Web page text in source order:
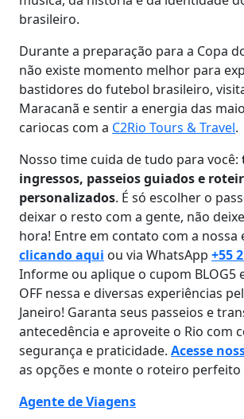
brasileiro.
Durante a preparação para a Copa
não existe momento melhor para
bastidores do futebol brasileiro,
Maracanã e sentir a energia das
cariocas com a C2Rio Tours & Travel.
Nosso time cuida de tudo para você:
ingressos, passeios guiados e
personalizados. É só escolher o
deixar o resto com a gente, não
hora! Entre em contato com a nossa
clicando aqui ou via WhatsApp +55
Informe ou aplique o cupom BLOG5
OFF nessa e diversas experiências
Janeiro! Garanta seus passeios e
antecedência e aproveite o Rio com
segurança e praticidade. Acesse
as opções e monte o roteiro perfeito
Agente de Viagens